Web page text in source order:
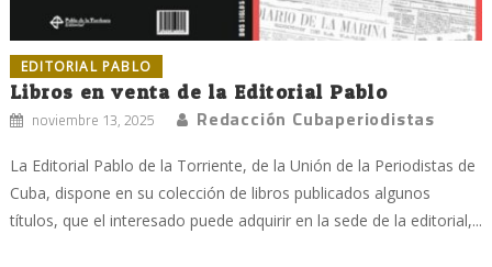
EDITORIAL PABLO
Libros en venta de la Editorial Pablo
noviembre 13, 2025 Redacción Cubaperiodistas
La Editorial Pablo de la Torriente, de la Unión de la Periodistas de
Cuba, dispone en su colección de libros publicados algunos
títulos, que el interesado puede adquirir en la sede de la editorial,...